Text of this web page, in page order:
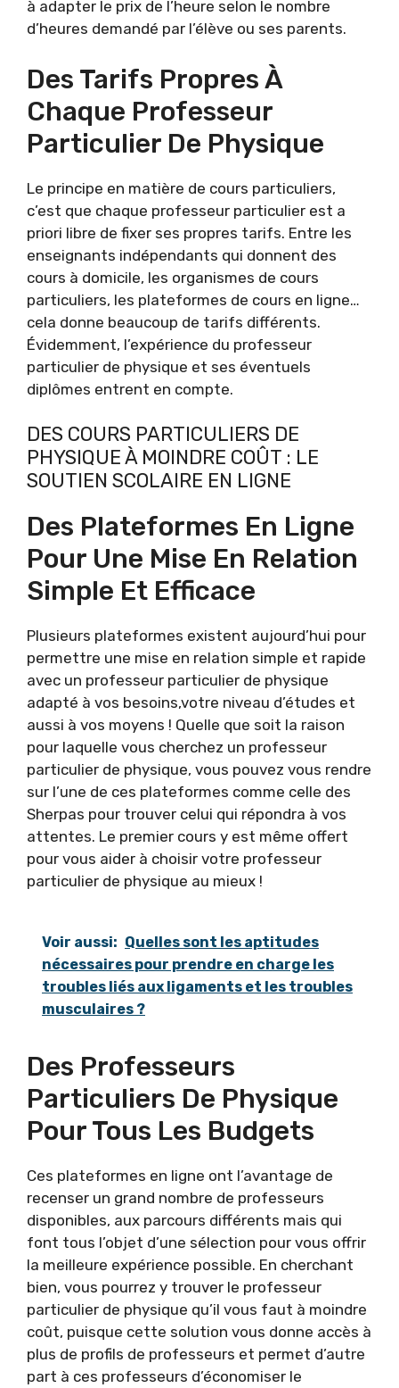
à adapter le prix de l’heure selon le nombre
d’heures demandé par l’élève ou ses parents.
Des Tarifs Propres À
Chaque Professeur
Particulier De Physique
Le principe en matière de cours particuliers,
c’est que chaque professeur particulier est a
priori libre de fixer ses propres tarifs. Entre les
enseignants indépendants qui donnent des
cours à domicile, les organismes de cours
particuliers, les plateformes de cours en ligne…
cela donne beaucoup de tarifs différents.
Évidemment, l’expérience du professeur
particulier de physique et ses éventuels
diplômes entrent en compte.
DES COURS PARTICULIERS DE
PHYSIQUE À MOINDRE COÛT : LE
SOUTIEN SCOLAIRE EN LIGNE
Des Plateformes En Ligne
Pour Une Mise En Relation
Simple Et Efficace
Plusieurs plateformes existent aujourd’hui pour
permettre une mise en relation simple et rapide
avec un professeur particulier de physique
adapté à vos besoins,votre niveau d’études et
aussi à vos moyens ! Quelle que soit la raison
pour laquelle vous cherchez un professeur
particulier de physique, vous pouvez vous rendre
sur l’une de ces plateformes comme celle des
Sherpas pour trouver celui qui répondra à vos
attentes. Le premier cours y est même offert
pour vous aider à choisir votre professeur
particulier de physique au mieux !
Voir aussi: Quelles sont les aptitudes
nécessaires pour prendre en charge les
troubles liés aux ligaments et les troubles
musculaires ?
Des Professeurs
Particuliers De Physique
Pour Tous Les Budgets
Ces plateformes en ligne ont l’avantage de
recenser un grand nombre de professeurs
disponibles, aux parcours différents mais qui
font tous l’objet d’une sélection pour vous offrir
la meilleure expérience possible. En cherchant
bien, vous pourrez y trouver le professeur
particulier de physique qu’il vous faut à moindre
coût, puisque cette solution vous donne accès à
plus de profils de professeurs et permet d’autre
part à ces professeurs d’économiser le